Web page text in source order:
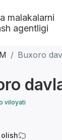
malakalarni
agentligi
Buxoro
viloyati